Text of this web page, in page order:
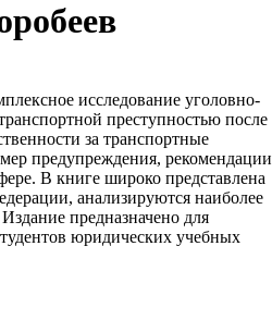
исследование уголовно-
преступностью после
за транспортные
предупреждения, рекомендации
В книге широко представлена
анализируются наиболее
предназначено для
юридических учебных